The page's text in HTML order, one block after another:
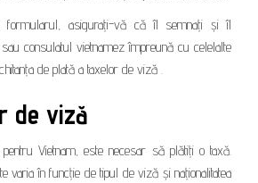
formularul, asigurați-vă că îl semnați și îl
consulatul vietnamez împreună cu celelalte
de plată a taxelor de viză .
de viză
Vietnam, este necesar să plătiți o taxă.
varia în funcție de tipul de viză și naționalitatea